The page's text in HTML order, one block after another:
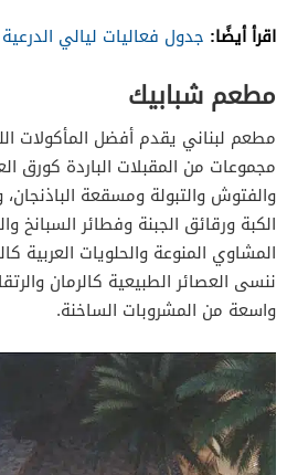
اقرأ أيضًا: جدول فعاليات ليالي الدرعية
مطعم شبابيك
مطعم لبناني يقدم أفضل المأكولات
مجموعات من المقبلات الباردة كورق
والفتوش والتبولة ومسقعة
الكبة ورقائق الجبنة وفطائر السبانخ
المشاوي المنوعة والحلويات العربية
ننسى العصائر الطبيعية كالرمان
واسعة من المشروبات الساخنة.